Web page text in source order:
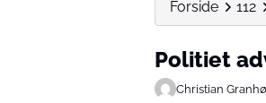
Forside 112
Politiet
Christian